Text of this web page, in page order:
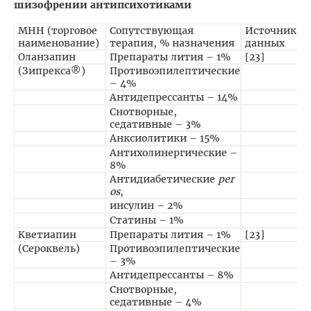
шизофрении антипсихотиками
МНН (торговое
наименование)
Сопутствующая
терапия, % назначения
Источник
данных
Оланзапин
Препараты лития – 1%
[23]
(Зипрекса®)
Противоэпилептические
– 4%
Антидепрессанты – 14%
Снотворные,
седативные – 3%
Анксиолитики – 15%
Антихолинергические –
8%
Антидиабетические per
os,
инсулин – 2%
Статины – 1%
Кветиапин
Препараты лития – 1%
[23]
(Сероквель)
Противоэпилептические
– 3%
Антидепрессанты – 8%
Снотворные,
седативные – 4%